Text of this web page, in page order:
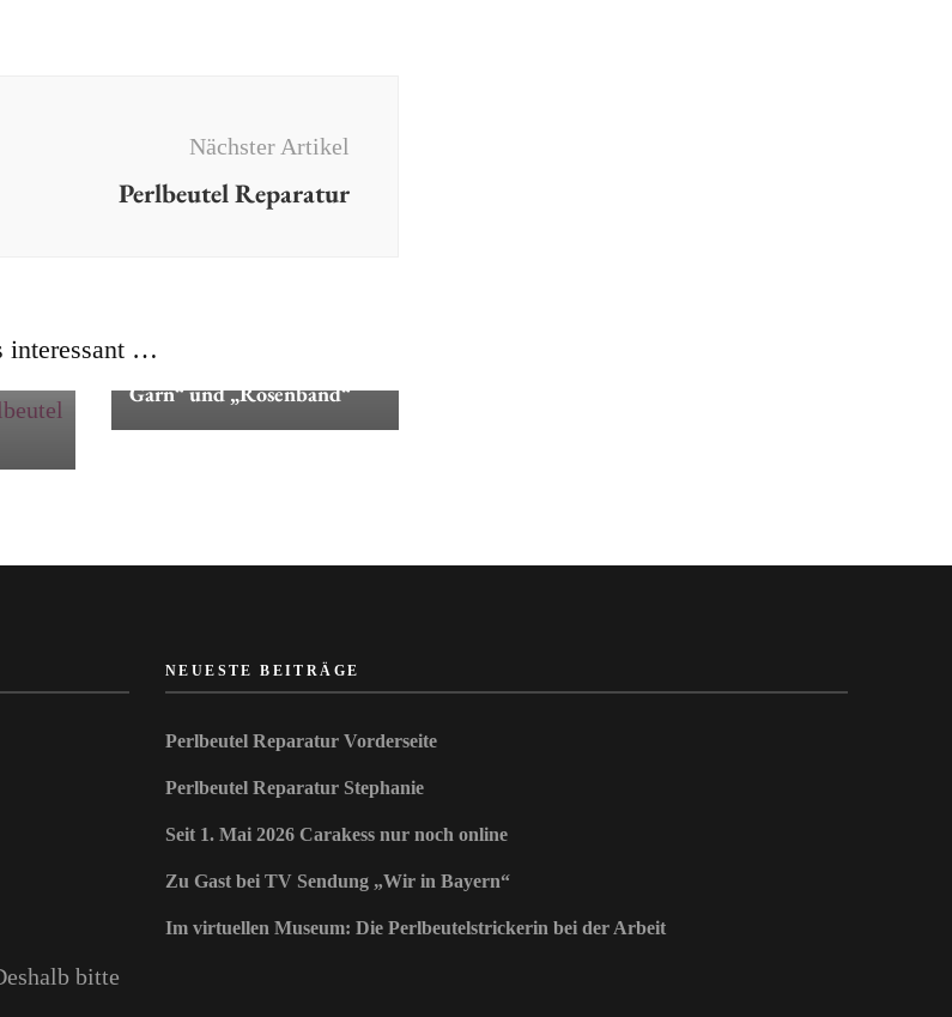
Nächster Artikel
Perlbeutel Reparatur
interessant …
„Dreierrose mit farbigem
Garn“ und „Rosenband“
bitte
NEUESTE BEITRÄGE
Perlbeutel Reparatur Vorderseite
Perlbeutel Reparatur Stephanie
Seit 1. Mai 2026 Carakess nur noch online
Zu Gast bei TV Sendung „Wir in Bayern“
Im virtuellen Museum: Die Perlbeutelstrickerin bei der Arbeit